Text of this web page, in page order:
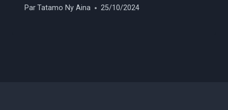
ParTatamo Ny Aina 25/10/2024